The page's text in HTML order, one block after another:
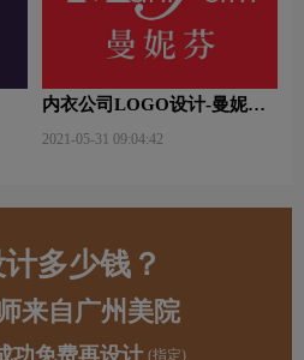
内衣公司LOGO设计-曼妮芬
2021-05-31 09:04:42
多少钱？
来自广州美院
功免费再设计 (指定)